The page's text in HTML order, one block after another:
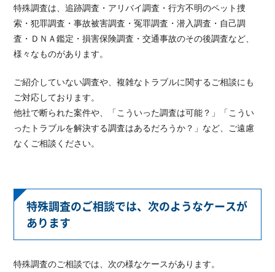
特殊調査は、追跡調査・アリバイ調査・行方不明のペット捜
索・犯罪調査・事故被害調査・冤罪調査・潜入調査・自己調
査・ＤＮＡ鑑定・損害保険調査・交通事故のその後調査など、
様々なものがあります。
ご紹介していない調査や、複雑なトラブルに関するご相談にも
ご対応しております。
他社で断られた案件や、「こういった調査は可能？」「こうい
ったトラブルを解決する調査はあるだろうか？」など、ご遠慮
なくご相談ください。
特殊調査のご相談では、次のようなケースが
あります
特殊調査のご相談では、次の様なケースがあります。